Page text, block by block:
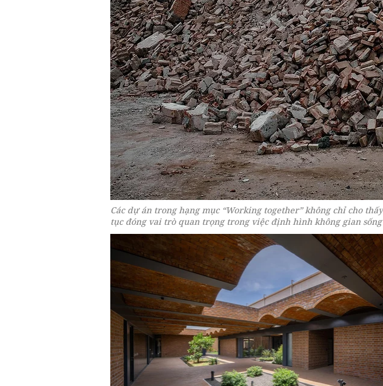
Các dự án trong hạng mục “Working together” không chỉ cho
tục đóng vai trò quan trọng trong việc định hình không gian